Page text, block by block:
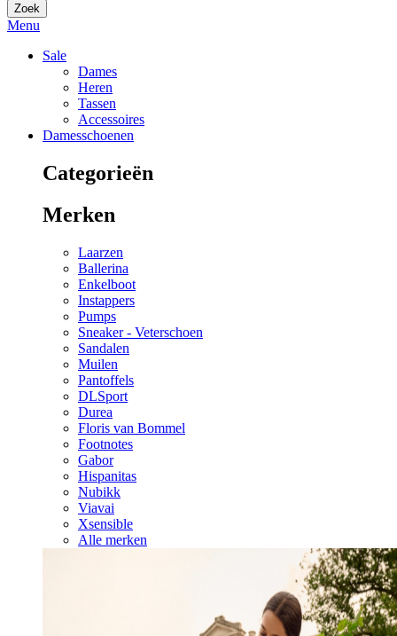
Zoek
Menu
Sale
Dames
Heren
Tassen
Accessoires
Damesschoenen
Categorieën
Merken
Laarzen
Ballerina
Enkelboot
Instappers
Pumps
Sneaker - Veterschoen
Sandalen
Muilen
Pantoffels
DLSport
Durea
Floris van Bommel
Footnotes
Gabor
Hispanitas
Nubikk
Viavai
Xsensible
Alle merken